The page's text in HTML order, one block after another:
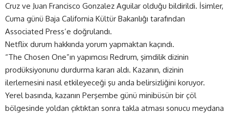
Cruz ve Juan Francisco Gonzalez Aguilar olduğu bildirildi. İsimler,
Cuma günü Baja California Kültür Bakanlığı tarafından
Associated Press’e doğrulandı.
Netflix durum hakkında yorum yapmaktan kaçındı.
“The Chosen One”ın yapımcısı Redrum, şimdilik dizinin
prodüksiyonunu durdurma kararı aldı. Kazanın, dizinin
ilerlemesini nasıl etkileyeceği şu anda belirsizliğini koruyor.
Yerel basında, kazanın Perşembe günü minibüsün bir çöl
bölgesinde yoldan çıktıktan sonra takla atması sonucu meydana